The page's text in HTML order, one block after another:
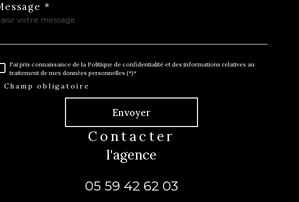
*
J'ai pris connaissance de la Politique de confidentialité et des informations relatives au
traitement de mes données personnelles (*)*
Champ obligatoire
Envoyer
contacter
l'agence
05 59 42 62 03